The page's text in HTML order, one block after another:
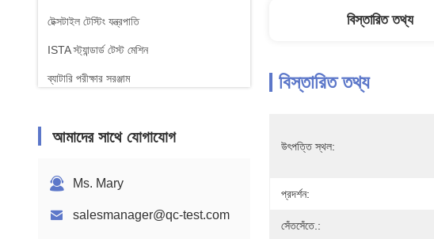
টেক্সটাইল টেস্টিং যন্ত্রপাতি
ISTA স্ট্যান্ডার্ড টেস্ট মেশিন
ব্যাটারি পরীক্ষার সরঞ্জাম
জ্বলনযোগ্যতা পরীক্ষার সরঞ্জাম
আমাদের সাথে যোগাযোগ
Ms. Mary
salesmanager@qc-test.com
বিস্তারিত তথ্য
বিস্তারিত তথ্য
উৎপত্তি স্থল:
প্রদর্শন:
সেঁতসেঁতে.: